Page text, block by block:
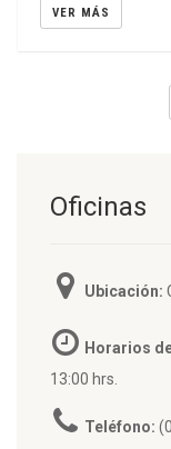
VER MÁS
Oficinas
Ubicación:
Horarios
13:00 hrs.
Teléfono: